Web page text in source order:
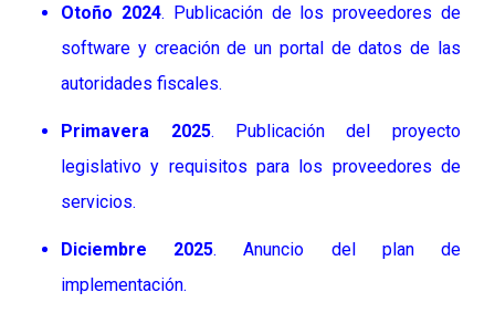
Otoño 2024. Publicación de los proveedores de
software y creación de un portal de datos de las
autoridades fiscales.
Primavera 2025. Publicación del proyecto
legislativo y requisitos para los proveedores de
servicios.
Diciembre 2025. Anuncio del plan de
implementación.